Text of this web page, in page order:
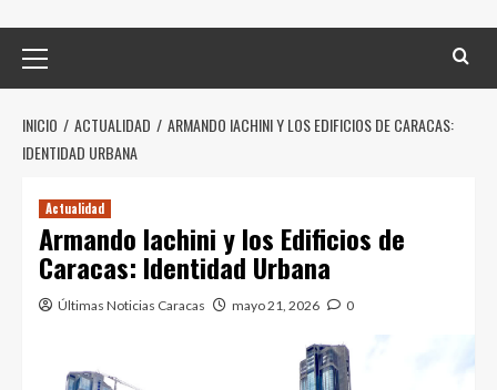
principal
INICIO ACTUALIDAD
ARMANDO IACHINI Y LOS EDIFICIOS DE CARACAS:
IDENTIDAD URBANA
Actualidad
Armando Iachini y los Edificios de
Caracas: Identidad Urbana
Últimas Noticias Caracas mayo 21, 2026 0